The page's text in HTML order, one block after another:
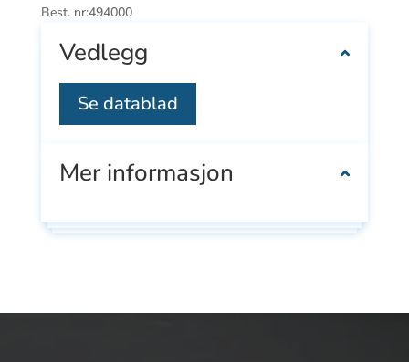
Best. nr:494000
Vedlegg
Se datablad
Mer informasjon